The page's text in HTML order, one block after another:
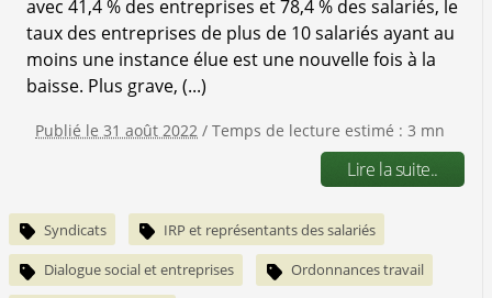
avec 41,4 % des entreprises et 78,4 % des salariés, le
taux des entreprises de plus de 10 salariés ayant au
moins une instance élue est une nouvelle fois à la
baisse. Plus grave, (...)
Publié le 31 août 2022 / Temps de lecture estimé : 3 mn
Lire la suite..
Syndicats IRP et représentants des salariés
Dialogue social et entreprises Ordonnances travail